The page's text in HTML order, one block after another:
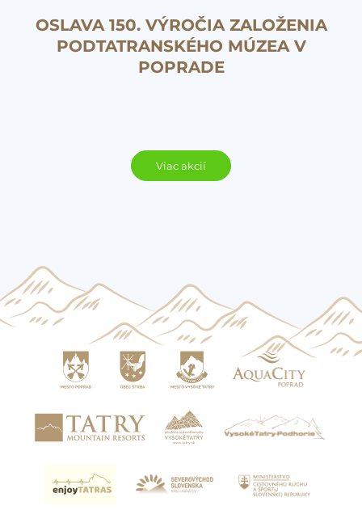
OSLAVA 150. VÝROČIA ZALOŽENIA
PODTATRANSKÉHO MÚZEA V
POPRADE
Viac akcií